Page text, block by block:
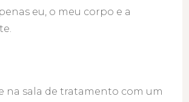
eu, o meu corpo e a
na sala de tratamento com um